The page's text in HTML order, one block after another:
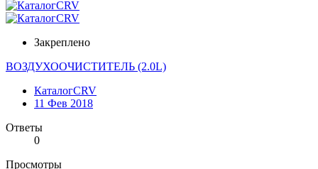
Закреплено
ВОЗДУХООЧИСТИТЕЛЬ (2.0L)
КаталогCRV
11 Фев 2018
Ответы
0
Просмотры